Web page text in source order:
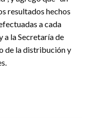
resultados hechos
a cada
a la Secretaría de
de la distribución y